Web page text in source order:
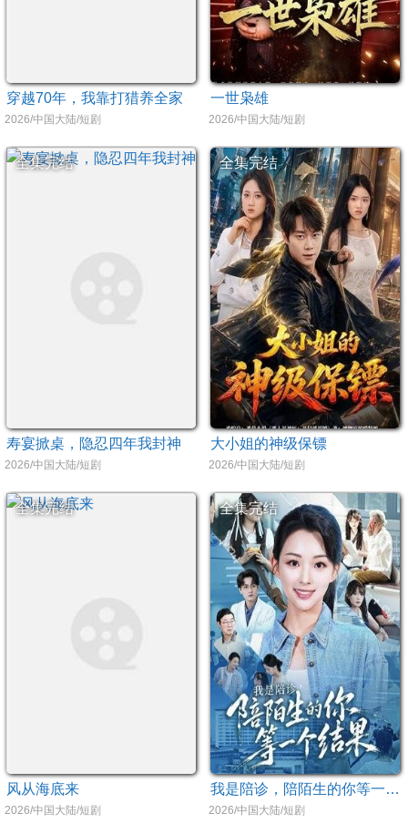
穿越70年，我靠打猎养全家
2026/中国大陆/短剧
一世枭雄
2026/中国大陆/短剧
全集完结
寿宴掀桌，隐忍四年我封神
2026/中国大陆/短剧
全集完结
大小姐的神级保镖
2026/中国大陆/短剧
全集完结
风从海底来
2026/中国大陆/短剧
全集完结
我是陪诊，陪陌生的你等一个结果
2026/中国大陆/短剧